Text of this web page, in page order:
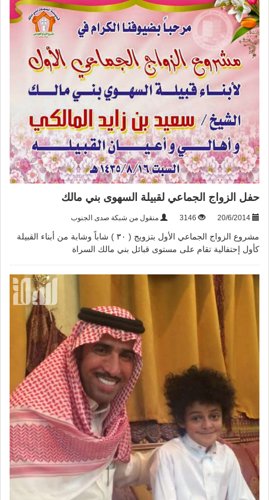
حفل الزواج الجماعي لقبيلة السهوى بني مالك
3146 منقول من شبكة صدى الجنوب
مشروع الزواج الجماعي الأول بتزويج ( ٣٠ ) شاباً وشابة من أبناء القبيلة
كأول إحتفالية تقام على مستوى قبائل بني مالك السراة